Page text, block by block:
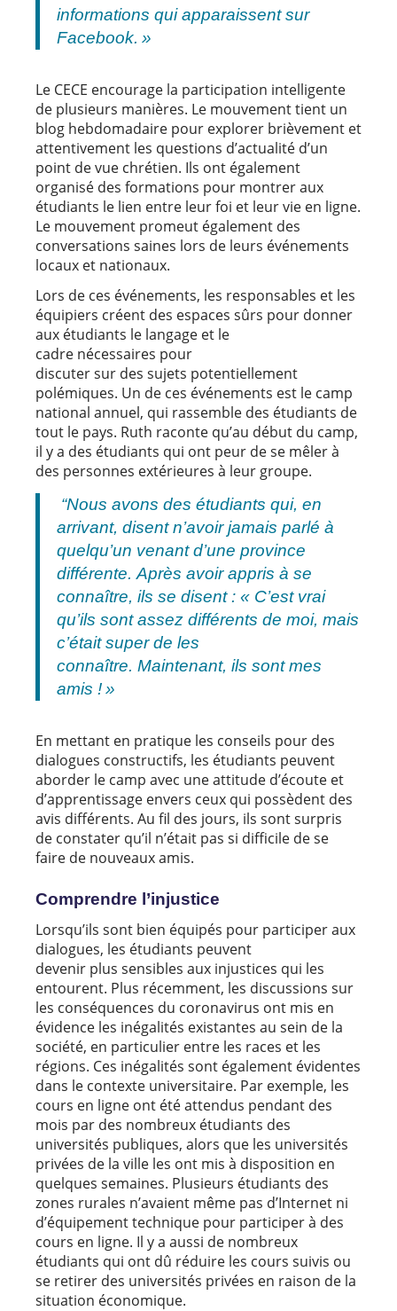
informations qui apparaissent sur
Facebook. »
Le CECE encourage la participation intelligente
de plusieurs manières. Le mouvement tient un
blog hebdomadaire pour explorer brièvement et
attentivement les questions d’actualité d’un
point de vue chrétien. Ils ont également
organisé des formations pour montrer aux
étudiants le lien entre leur foi et leur vie en ligne.
Le mouvement promeut également des
conversations saines lors de leurs événements
locaux et nationaux.
Lors de ces événements, les responsables et les
équipiers créent des espaces sûrs pour donner
aux étudiants le langage et le
cadre nécessaires pour
discuter sur des sujets potentiellement
polémiques. Un de ces événements est le camp
national annuel, qui rassemble des étudiants de
tout le pays. Ruth raconte qu’au début du camp,
il y a des étudiants qui ont peur de se mêler à
des personnes extérieures à leur groupe.
“Nous avons des étudiants qui, en
arrivant, disent n’avoir jamais parlé à
quelqu’un venant d’une province
différente. Après avoir appris à se
connaître, ils se disent : « C’est vrai
qu’ils sont assez différents de moi, mais
c’était super de les
connaître. Maintenant, ils sont mes
amis ! »
En mettant en pratique les conseils pour des
dialogues constructifs, les étudiants peuvent
aborder le camp avec une attitude d’écoute et
d’apprentissage envers ceux qui possèdent des
avis différents. Au fil des jours, ils sont surpris
de constater qu’il n’était pas si difficile de se
faire de nouveaux amis.
Comprendre l’injustice
Lorsqu’ils sont bien équipés pour participer aux
dialogues, les étudiants peuvent
devenir plus sensibles aux injustices qui les
entourent. Plus récemment, les discussions sur
les conséquences du coronavirus ont mis en
évidence les inégalités existantes au sein de la
société, en particulier entre les races et les
régions. Ces inégalités sont également évidentes
dans le contexte universitaire. Par exemple, les
cours en ligne ont été attendus pendant des
mois par des nombreux étudiants des
universités publiques, alors que les universités
privées de la ville les ont mis à disposition en
quelques semaines. Plusieurs étudiants des
zones rurales n’avaient même pas d’Internet ni
d’équipement technique pour participer à des
cours en ligne. Il y a aussi de nombreux
étudiants qui ont dû réduire les cours suivis ou
se retirer des universités privées en raison de la
situation économique.